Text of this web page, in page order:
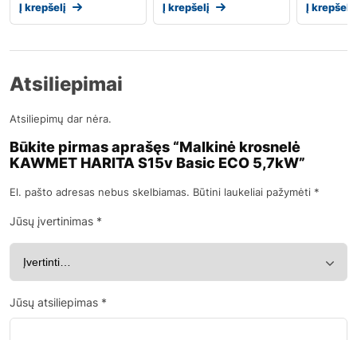
Į krepšelį Į krepšelį Į krepšelį
Atsiliepimai
Atsiliepimų dar nėra.
Būkite pirmas aprašęs “Malkinė krosnelė
KAWMET HARITA S15v Basic ECO 5,7kW”
El. pašto adresas nebus skelbiamas. Būtini laukeliai pažymėti *
Jūsų įvertinimas *
Jūsų atsiliepimas *